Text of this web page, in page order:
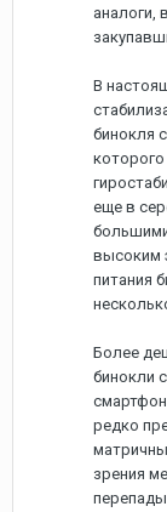
аналоги,
В
бинокля
еще в
высоким
питания
Более
бинокли
редко
зрения